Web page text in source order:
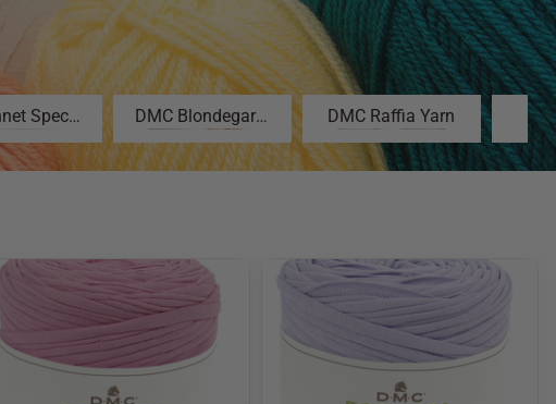
Cordonnet Special 40 DMC Blondegarn K80 DMC Raffia Yarn